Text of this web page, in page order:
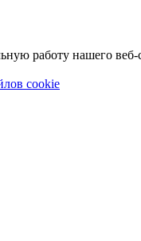
работу нашего веб-
cookie